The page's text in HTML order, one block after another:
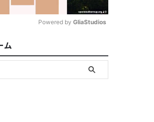
u
t
Powered by GliaStudios
ム